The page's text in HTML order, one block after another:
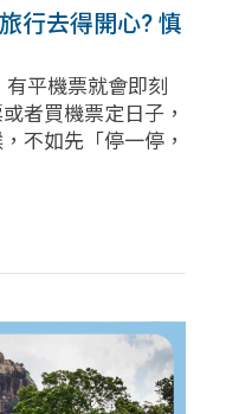
行去得開心? 慎
平機票就會即刻
者買機票定日子，
不如先「停一停，